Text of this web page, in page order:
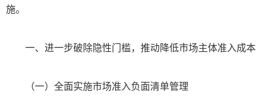
施。
一、进一步破除隐性门槛，推动降低市场主体准入成本
（一）全面实施市场准入负面清单管理